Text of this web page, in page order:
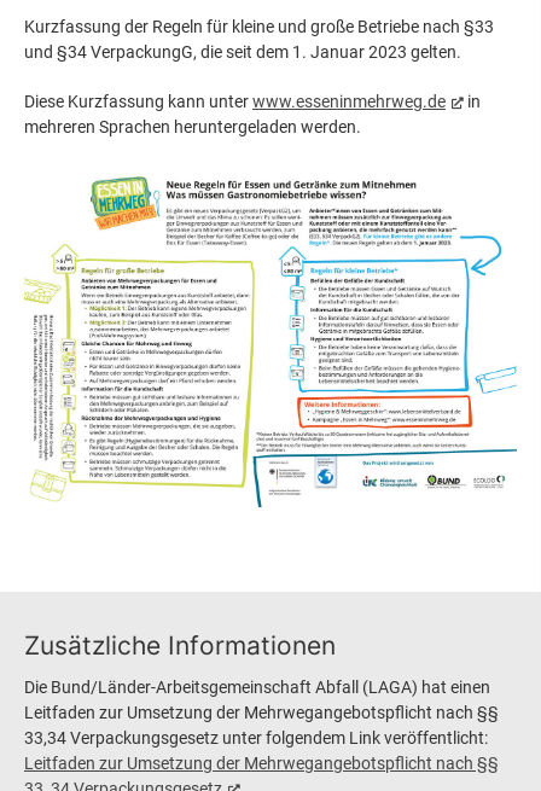
Kurzfassung der Regeln für kleine und große Betriebe nach §33
und §34 VerpackungG, die seit dem 1. Januar 2023 gelten.
Diese Kurzfassung kann unterwww.esseninmehrweg.de
in
mehreren Sprachen heruntergeladen werden.
Zusätzliche Informationen
Die Bund/Länder-Arbeitsgemeinschaft Abfall (LAGA) hat einen
Leitfaden zur Umsetzung der Mehrwegangebotspflicht nach §§
33,34 Verpackungsgesetz unter folgendem Link veröffentlicht:
Leitfaden zur Umsetzung der Mehrwegangebotspflicht nach §§